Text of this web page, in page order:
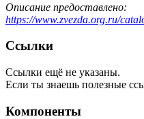
Описание предоставлено:
https://www.zvezda.org.ru/
Ссылки
Ссылки ещё не указаны.
Если ты знаешь полезные
Компоненты